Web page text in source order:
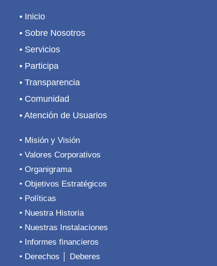
• Inicio
• Sobre Nosotros
• Servicios
• Participa
• Transparencia
• Comunidad
• Atención de Usuarios
• Misión y Visión
• Valores Corporativos
• Organigrama
• Objetivos Estratégicos
• Políticas
• Nuestra Historia
• Nuestras Instalaciones
• Informes financieros
• Derechos │ Deberes